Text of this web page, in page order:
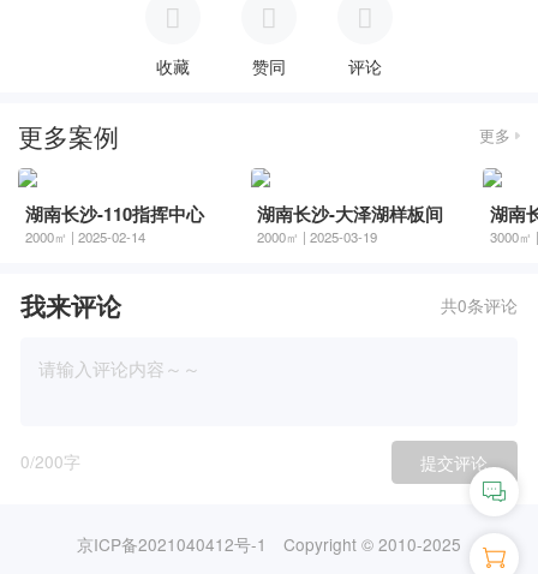
收藏 赞同 评论
更多案例 更多
湖南长沙-110指挥中心
2000㎡ | 2025-02-14
湖南长沙-大泽湖样板间
2000㎡ | 2025-03-19 3000㎡
我来评论 共0条评论
0/200字 提交评论
京ICP备2021040412号-1 Copyright © 2010-2025